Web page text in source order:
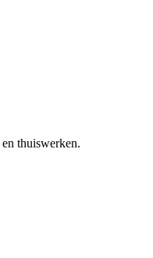
thuiswerken.